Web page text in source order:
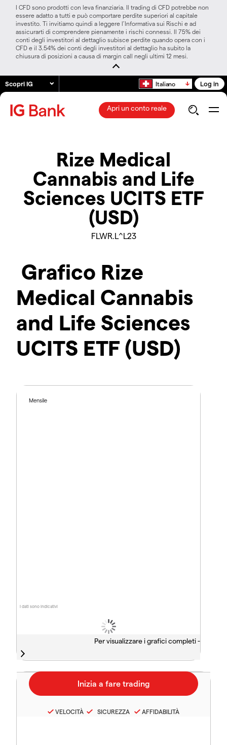
I CFD sono prodotti con leva finanziaria. Il trading di CFD potrebbe non
essere adatto a tutti e può comportare perdite superiori al capitale
investito. Ti invitiamo quindi a leggere l’Informativa sui Rischi e ad
assicurarti di comprendere pienamente i rischi connessi. Il 75% dei
conti degli investitori al dettaglio subisce perdite quando opera con i
CFD e il 3.54% dei conti degli investitori al dettaglio ha subito la
chiusura di posizioni a causa di margin call negli ultimi 12 mesi.
Scopri IG Italiano Log in
Apri un conto reale
Rize Medical
Cannabis and Life
Sciences UCITS ETF
(USD)
FLWR.L^L23
Grafico Rize
Medical Cannabis
and Life Sciences
UCITS ETF (USD)
I dati sono indicativi
Mensile
Per visualizzare i grafici completi -
VELOCITÀ SICUREZZA AFFIDABILITÀ